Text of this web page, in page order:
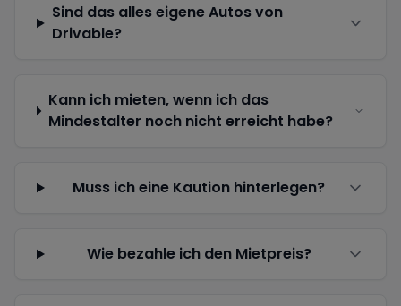
Sind das alles eigene Autos von
Drivable?
Kann ich mieten, wenn ich das
Mindestalter noch nicht erreicht habe?
Muss ich eine Kaution hinterlegen?
Wie bezahle ich den Mietpreis?